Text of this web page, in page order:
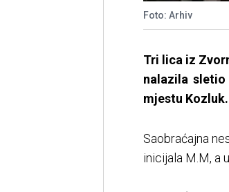
Foto: Arhiv
Tri lica iz
nalazila
mjestu Kozluk.
Saobraćajna
inicijala M.M, a